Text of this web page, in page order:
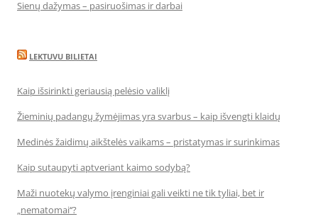
Sienų dažymas – pasiruošimas ir darbai
LEKTUVU BILIETAI
Kaip išsirinkti geriausią pelėsio valiklį
Žieminių padangų žymėjimas yra svarbus – kaip išvengti klaidų
Medinės žaidimų aikštelės vaikams – pristatymas ir surinkimas
Kaip sutaupyti aptveriant kaimo sodybą?
Maži nuotekų valymo įrenginiai gali veikti ne tik tyliai, bet ir
„nematomai‘‘?